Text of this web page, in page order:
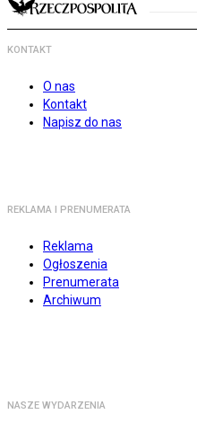
KONTAKT
O nas
Kontakt
Napisz do nas
REKLAMA I PRENUMERATA
Reklama
Ogłoszenia
Prenumerata
Archiwum
NASZE WYDARZENIA